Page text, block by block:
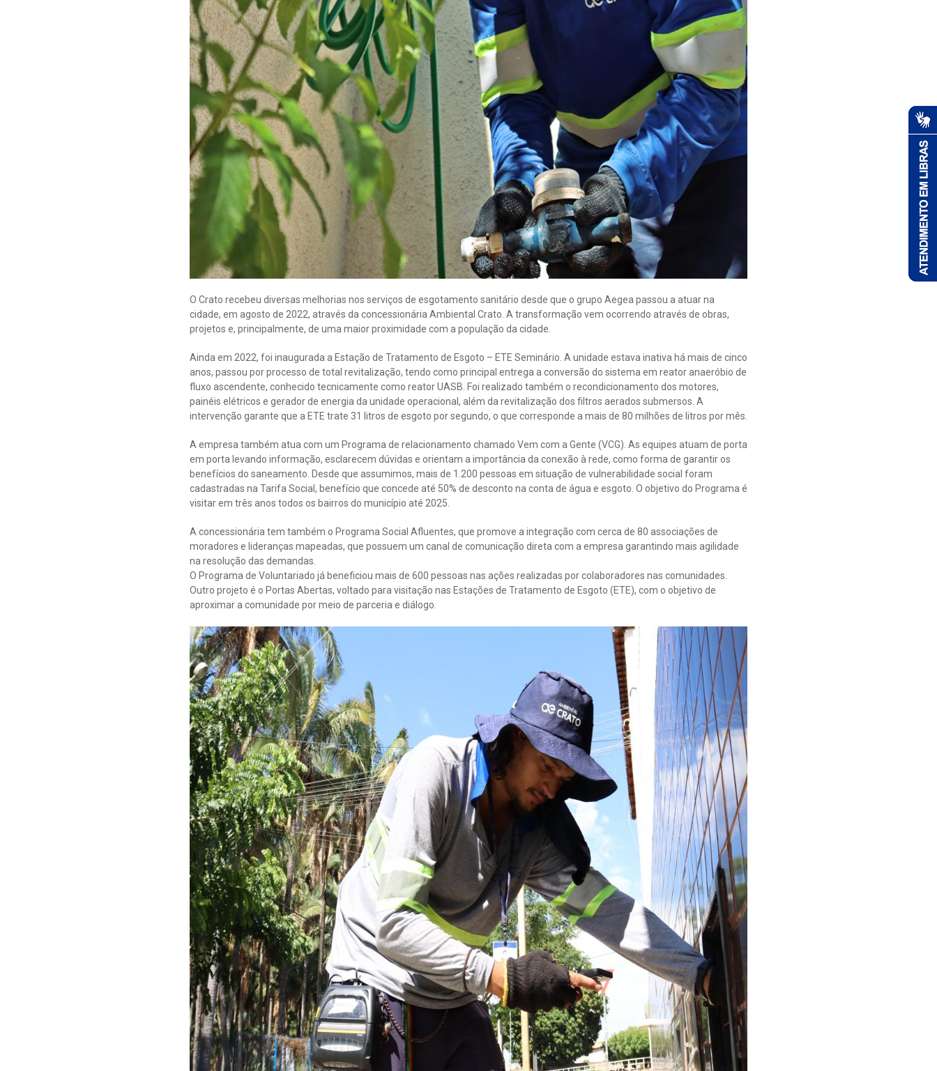
O Crato recebeu diversas melhorias nos serviços de esgotamento sanitário desde que o grupo Aegea passou a atuar na
cidade, em agosto de 2022, através da concessionária Ambiental Crato. A transformação vem ocorrendo através de obras,
projetos e, principalmente, de uma maior proximidade com a população da cidade.
Ainda em 2022, foi inaugurada a Estação de Tratamento de Esgoto – ETE Seminário. A unidade estava inativa há mais de cinco
anos, passou por processo de total revitalização, tendo como principal entrega a conversão do sistema em reator anaeróbio de
fluxo ascendente, conhecido tecnicamente como reator UASB. Foi realizado também o recondicionamento dos motores,
painéis elétricos e gerador de energia da unidade operacional, além da revitalização dos filtros aerados submersos. A
intervenção garante que a ETE trate 31 litros de esgoto por segundo, o que corresponde a mais de 80 milhões de litros por mês.
A empresa também atua com um Programa de relacionamento chamado Vem com a Gente (VCG). As equipes atuam de porta
em porta levando informação, esclarecem dúvidas e orientam a importância da conexão à rede, como forma de garantir os
benefícios do saneamento. Desde que assumimos, mais de 1.200 pessoas em situação de vulnerabilidade social foram
cadastradas na Tarifa Social, benefício que concede até 50% de desconto na conta de água e esgoto. O objetivo do Programa é
visitar em três anos todos os bairros do município até 2025.
A concessionária tem também o Programa Social Afluentes, que promove a integração com cerca de 80 associações de
moradores e lideranças mapeadas, que possuem um canal de comunicação direta com a empresa garantindo mais agilidade
na resolução das demandas.
O Programa de Voluntariado já beneficiou mais de 600 pessoas nas ações realizadas por colaboradores nas comunidades.
Outro projeto é o Portas Abertas, voltado para visitação nas Estações de Tratamento de Esgoto (ETE), com o objetivo de
aproximar a comunidade por meio de parceria e diálogo.